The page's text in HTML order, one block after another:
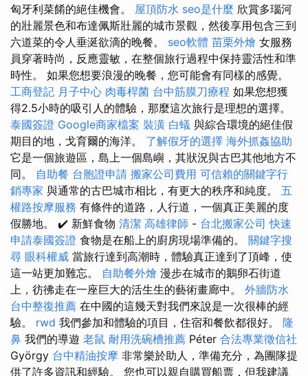
匈牙利菜餚的絕佳機會。 屋頂防水 seo是什麼 欣賞多瑙河
的壯麗景色和布達佩斯壯麗的城市景觀，然後享用包含三到
六道菜的令人垂涎欲滴的晚餐。 seo軟體 苗栗外燴 女服務
員穿著時尚，反應靈敏，在整個旅行過程中保持靈活性和準
時性。 如果您想要浪漫的晚餐，您可能會有同樣的感覺。
工商登記 月子中心 肉毒桿菌 台中筋膜刀療程 如果您想獲
得2.5小時的吸引人的體驗，那麼這次旅行是理想的選擇。
泰國簽證 Google商家檔案 裝潢 白蟻 與綜合環境的絕佳假
期目的地，戈育爾的海洋。 了解假牙的選擇 海外抓姦協助
它是一個旅遊區，島上一個島嶼，其狀況與古巴其他地方不
同。 自助餐 台胞證申請 搬家公司費用 可信賴的關鍵字行
銷專家 與通常的古巴城市相比，有更大的秩序和純度。 五
權路按摩服務 有條件的道路，人行道，一個真正美麗的度
假勝地。 ✔️ 新鮮食物 清潔 高雄律師 - 台北搬家公司 快速
申請泰國簽證 食物是在船上的廚房現場準備的。 關鍵字搜
尋 眼科權威 當旅行達到高潮時，體驗真正達到了頂峰，使
這一站更加難忘。 自助餐外燴 漫步在城市的鵝卵石街道
上，彷彿走在一座巨大的活生生的藝術畫廊中。 外牆防水
台中整復推薦 在中國的這幾天對我們來說是一次很棒的經
驗。 rwd 我們參加和體驗的項目，住宿和餐飲都很好。 隆
鼻 我們的導遊 老鼠 耐用洗碗槽推薦 Péter 合法專業徵信社
György 台中精油按摩 非常樂於助人，準備充分，為團隊提
供了許多資訊和經驗。 您也可以親自購買船票，但我建議